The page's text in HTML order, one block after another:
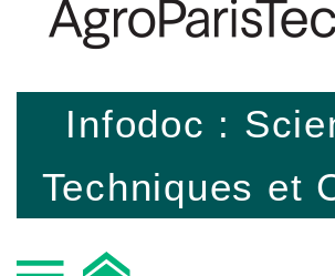
Infodoc :
Techniques et